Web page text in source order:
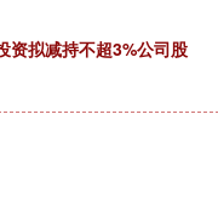
资拟减持不超3%公司股